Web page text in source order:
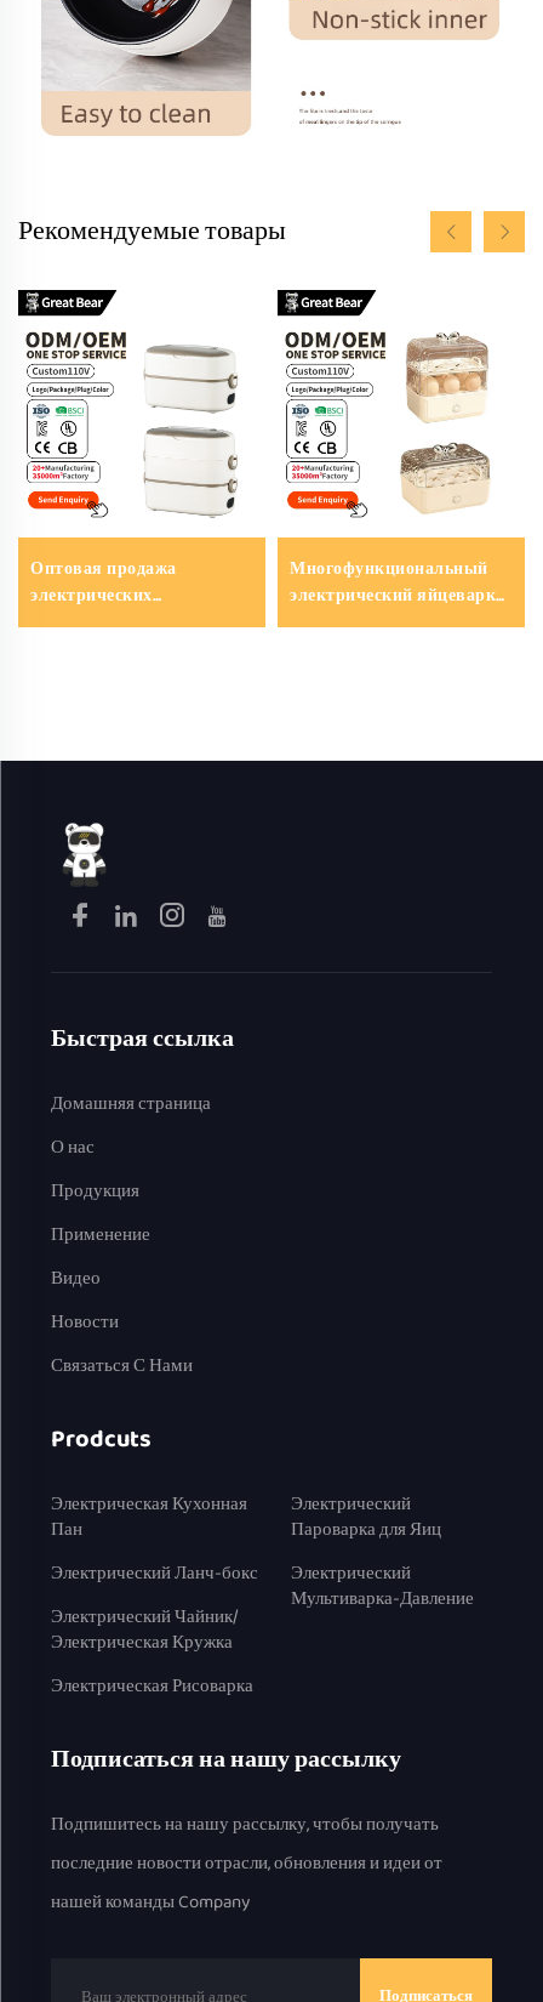
Рекомендуемые товары
Оптовая продажа
электрических
термоконтейнеров Great
нагревательным
температуру обеда;
термоконтейнеры в
качестве подарка
Многофункциональный
электрический яйцеварка-
пароварка Great Bear для
Быстрая ссылка
Домашняя страница
О нас
Продукция
Применение
Видео
Новости
Связаться С Нами
Prodcuts
Электрическая Кухонная
Пан
Электрический Ланч-бокс
Электрический Чайник/
Электрическая Кружка
Электрическая Рисоварка
Электрический
Пароварка для Яиц
Электрический
Мультиварка-Давление
Подписаться на нашу рассылку
Подпишитесь на нашу рассылку, чтобы получать
последние новости отрасли, обновления и идеи от
нашей команды Company
Подписаться